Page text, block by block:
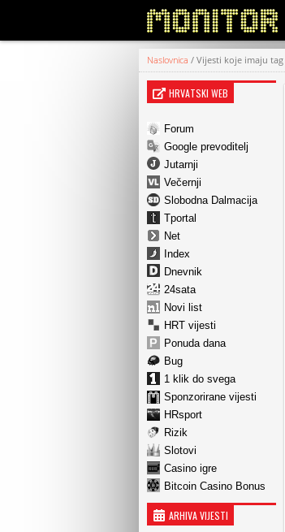
Naslovnica / Vijesti koje imaju tag
HRVATSKI WEB
Forum
Google prevoditelj
Jutarnji
Večernji
Slobodna Dalmacija
Tportal
Net
Index
Dnevnik
24sata
Novi list
HRT vijesti
Ponuda dana
Bug
1 klik do svega
Sponzorirane vijesti
HRsport
Rizik
Slotovi
Casino igre
Bitcoin Casino Bonus
ARHIVA VIJESTI